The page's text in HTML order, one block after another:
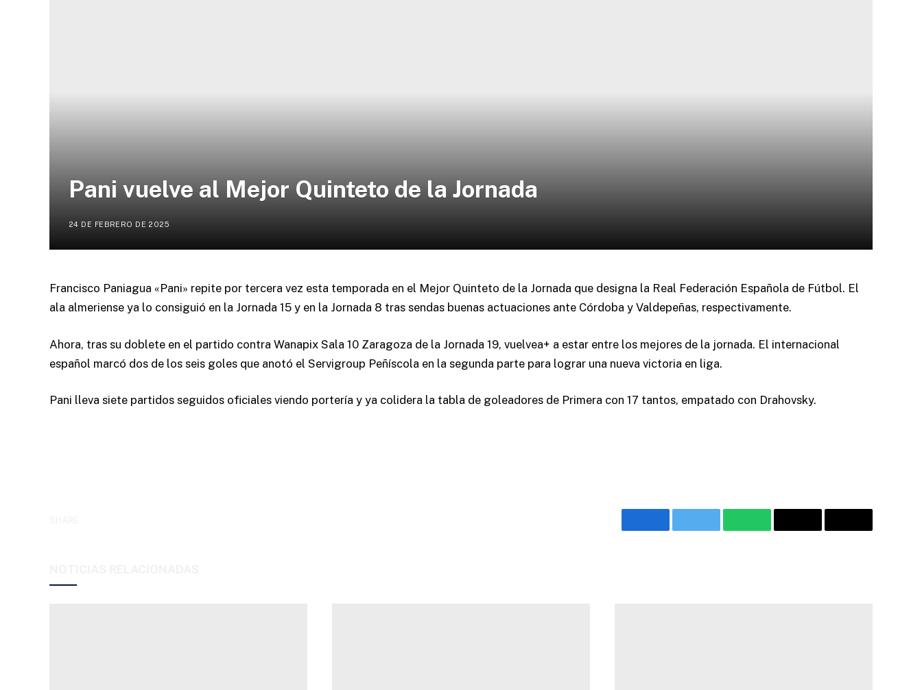
Pani vuelve al Mejor Quinteto de la Jornada
24 DE FEBRERO DE 2025
Francisco Paniagua «Pani» repite por tercera vez esta temporada en el Mejor Quinteto de la Jornada que designa la Real Federación Española de Fútbol. El
ala almeriense ya lo consiguió en la Jornada 15 y en la Jornada 8 tras sendas buenas actuaciones ante Córdoba y Valdepeñas, respectivamente.
Ahora, tras su doblete en el partido contra Wanapix Sala 10 Zaragoza de la Jornada 19, vuelvea+ a estar entre los mejores de la jornada. El internacional
español marcó dos de los seis goles que anotó el Servigroup Peñíscola en la segunda parte para lograr una nueva victoria en liga.
Pani lleva siete partidos seguidos oficiales viendo portería y ya colidera la tabla de goleadores de Primera con 17 tantos, empatado con Drahovsky.
FacebookTwitter WhatsAppEmail
Copy